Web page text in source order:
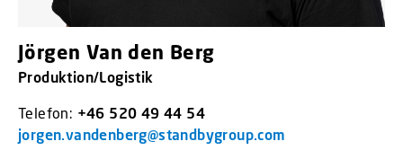
Jörgen Van den Berg
Produktion/Logistik
Telefon: +46 520 49 44 54
jorgen.vandenberg@standbygroup.com